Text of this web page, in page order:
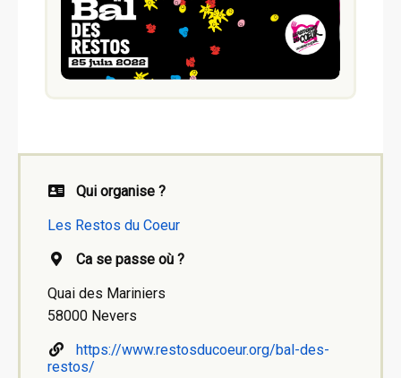
Qui organise ?
Les Restos du Coeur
Ca se passe où ?
Quai des Mariniers
58000 Nevers
https://www.restosducoeur.org/bal-des-
restos/